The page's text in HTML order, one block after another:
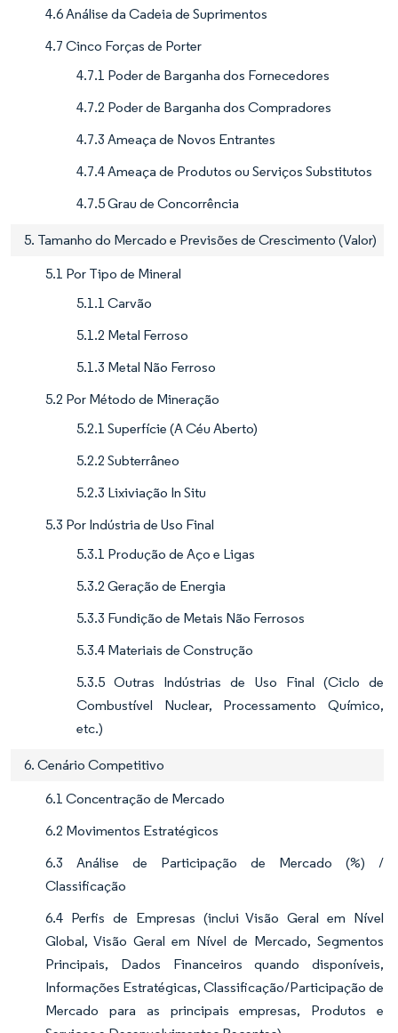
4.6 Análise da Cadeia de Suprimentos
4.7 Cinco Forças de Porter
4.7.1 Poder de Barganha dos Fornecedores
4.7.2 Poder de Barganha dos Compradores
4.7.3 Ameaça de Novos Entrantes
4.7.4 Ameaça de Produtos ou Serviços Substitutos
4.7.5 Grau de Concorrência
5. Tamanho do Mercado e Previsões de Crescimento (Valor)
5.1 Por Tipo de Mineral
5.1.1 Carvão
5.1.2 Metal Ferroso
5.1.3 Metal Não Ferroso
5.2 Por Método de Mineração
5.2.1 Superfície (A Céu Aberto)
5.2.2 Subterrâneo
5.2.3 Lixiviação In Situ
5.3 Por Indústria de Uso Final
5.3.1 Produção de Aço e Ligas
5.3.2 Geração de Energia
5.3.3 Fundição de Metais Não Ferrosos
5.3.4 Materiais de Construção
5.3.5 Outras Indústrias de Uso Final (Ciclo de
Combustível Nuclear, Processamento Químico,
etc.)
6. Cenário Competitivo
6.1 Concentração de Mercado
6.2 Movimentos Estratégicos
6.3 Análise de Participação de Mercado (%) /
Classificação
6.4 Perfis de Empresas (inclui Visão Geral em Nível
Global, Visão Geral em Nível de Mercado, Segmentos
Principais, Dados Financeiros quando disponíveis,
Informações Estratégicas, Classificação/Participação de
Mercado para as principais empresas, Produtos e